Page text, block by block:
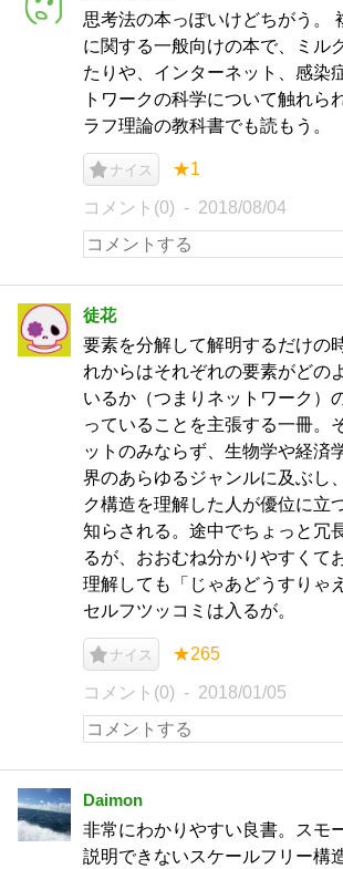
思考法の本っぽいけどちがう。
に関する一般向けの本で、ミル
たりや、インターネット、感染
トワークの科学について触れら
ラフ理論の教科書でも読もう。
ナイス ★1
コメント(0) 2018/08/04
徒花
要素を分解して解明するだけの
れからはそれぞれの要素がどの
いるか（つまりネットワーク）
っていることを主張する一冊。
ットのみならず、生物学や経済
界のあらゆるジャンルに及ぶし
ク構造を理解した人が優位に立
知らされる。途中でちょっと冗
るが、おおむね分かりやすくて
理解しても「じゃあどうすりゃ
セルフツッコミは入るが。
ナイス ★265
コメント(0) 2018/01/05
Daimon
非常にわかりやすい良書。スモ
説明できないスケールフリー構